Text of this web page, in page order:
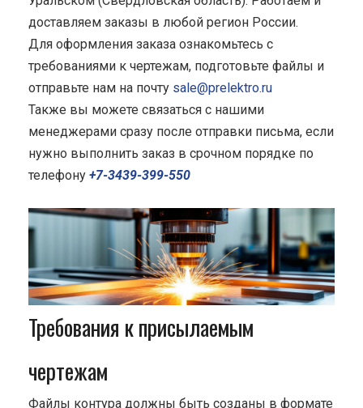
доставляем заказы в любой регион России.
Для оформления заказа ознакомьтесь с
требованиями к чертежам, подготовьте файлы и
отправьте нам на почту sale@prelektro.ru
Также вы можете связаться с нашими
менеджерами сразу после отправки письма, если
нужно выполнить заказ в срочном порядке по
телефону +7-3439-399-550
Требования к присылаемым
чертежам
Файлы контура должны быть созданы в формате